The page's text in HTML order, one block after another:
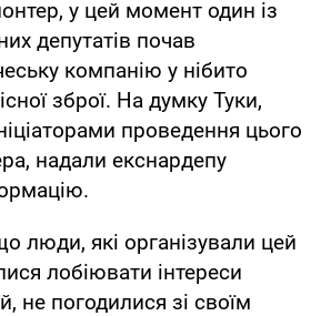
у цей момент один із
депутатів почав
компанію у нібито
зброї. На думку Туки,
проведення цього
надали екснардепу
люди, які організували цей
лобіювати інтереси
не погодилися зі своїм